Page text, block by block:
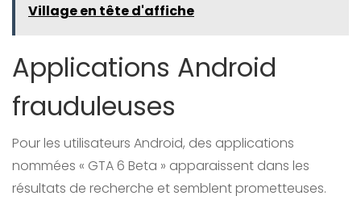
Village en tête d'affiche
Applications Android
frauduleuses
Pour les utilisateurs Android, des applications
nommées « GTA 6 Beta » apparaissent dans les
résultats de recherche et semblent prometteuses.